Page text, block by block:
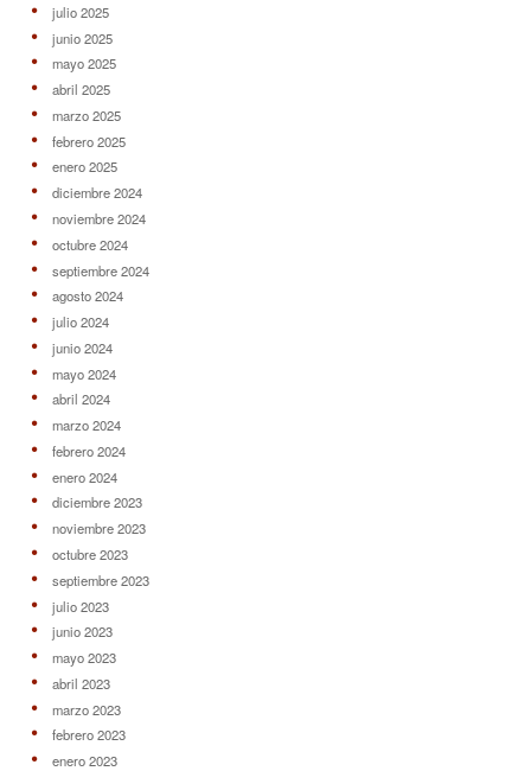
julio 2025
junio 2025
mayo 2025
abril 2025
marzo 2025
febrero 2025
enero 2025
diciembre 2024
noviembre 2024
octubre 2024
septiembre 2024
agosto 2024
julio 2024
junio 2024
mayo 2024
abril 2024
marzo 2024
febrero 2024
enero 2024
diciembre 2023
noviembre 2023
octubre 2023
septiembre 2023
julio 2023
junio 2023
mayo 2023
abril 2023
marzo 2023
febrero 2023
enero 2023